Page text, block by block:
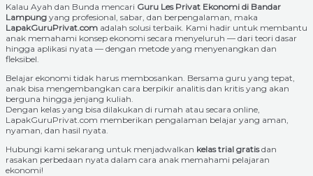
Kalau Ayah dan Bunda mencari Guru Les Privat Ekonomi di Bandar
Lampung yang profesional, sabar, dan berpengalaman, maka
LapakGuruPrivat.com adalah solusi terbaik. Kami hadir untuk membantu
anak memahami konsep ekonomi secara menyeluruh — dari teori dasar
hingga aplikasi nyata — dengan metode yang menyenangkan dan
fleksibel.
Belajar ekonomi tidak harus membosankan. Bersama guru yang tepat,
anak bisa mengembangkan cara berpikir analitis dan kritis yang akan
berguna hingga jenjang kuliah.
Dengan kelas yang bisa dilakukan di rumah atau secara online,
LapakGuruPrivat.com memberikan pengalaman belajar yang aman,
nyaman, dan hasil nyata.
Hubungi kami sekarang untuk menjadwalkan kelas trial gratisdan
rasakan perbedaan nyata dalam cara anak memahami pelajaran
ekonomi!